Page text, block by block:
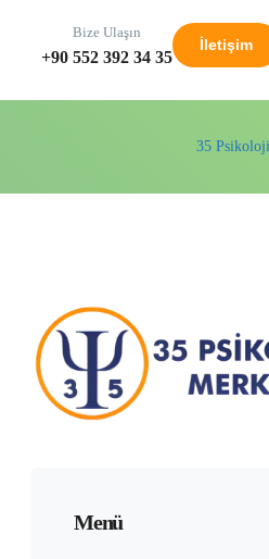
Bize Ulaşın
+90 552 392 34 35
İletişim
35 Psikoloji
Menü